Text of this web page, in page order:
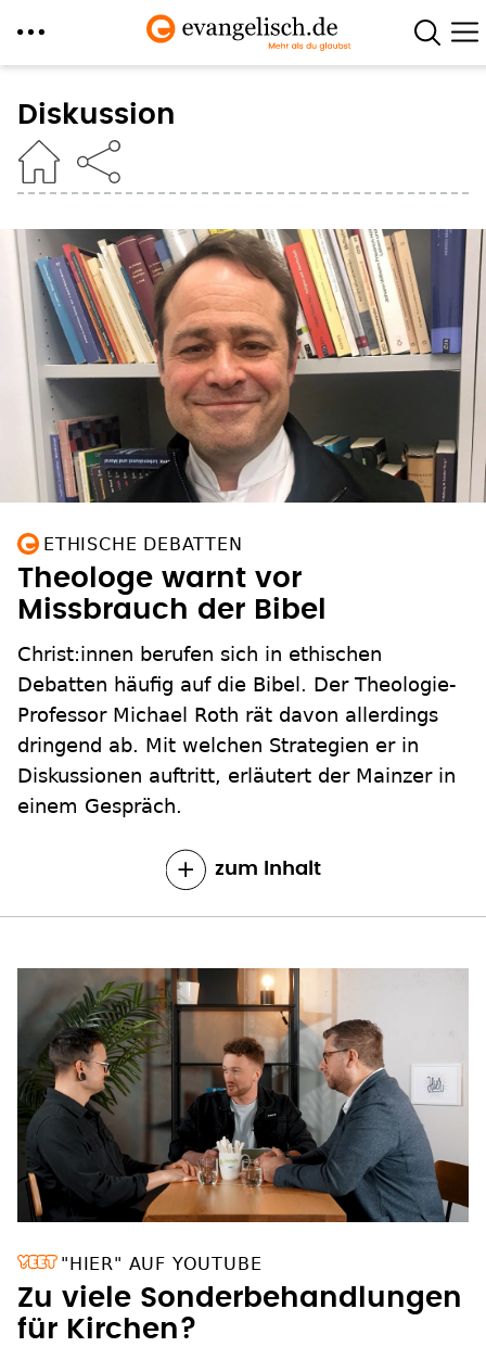
zum
Inhalt
Diskussion
ETHISCHE DEBATTEN
Theologe warnt vor
Missbrauch der Bibel
Christ:innen berufen sich in ethischen
Debatten häufig auf die Bibel. Der Theologie-
Professor Michael Roth rät davon allerdings
dringend ab. Mit welchen Strategien er in
Diskussionen auftritt, erläutert der Mainzer in
einem Gespräch.
zum Inhalt
"HIER" AUF YOUTUBE
Zu viele Sonderbehandlungen
für Kirchen?